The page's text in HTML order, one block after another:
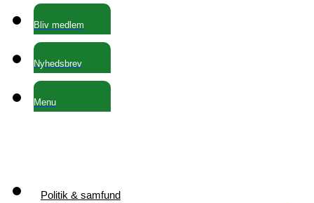
Bliv medlem
Nyhedsbrev
Menu
Politik & samfund